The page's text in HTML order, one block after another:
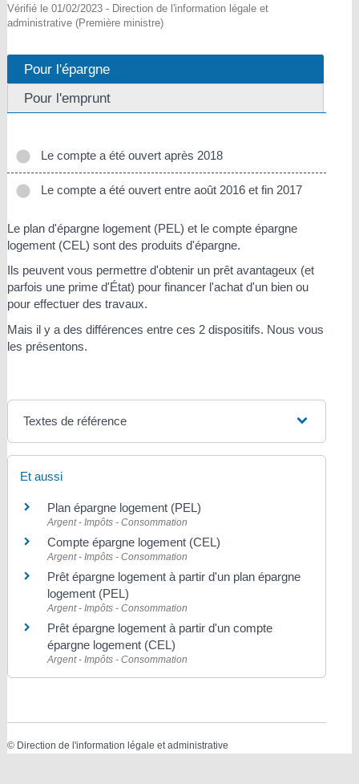
Vérifié le 01/02/2023 - Direction de l'information légale et
administrative (Première ministre)
Pour l'épargne
Pour l'emprunt
Le compte a été ouvert après 2018
Le compte a été ouvert entre août 2016 et fin 2017
Le plan d'épargne logement (PEL) et le compte épargne
logement (CEL) sont des produits d'épargne.
Ils peuvent vous permettre d'obtenir un prêt avantageux (et
parfois une prime d'État) pour financer l'achat d'un bien ou
pour effectuer des travaux.
Mais il y a des différences entre ces 2 dispositifs. Nous vous
les présentons.
Textes de référence
Et aussi
Plan épargne logement (PEL)
Argent - Impôts - Consommation
Compte épargne logement (CEL)
Argent - Impôts - Consommation
Prêt épargne logement à partir d'un plan épargne
logement (PEL)
Argent - Impôts - Consommation
Prêt épargne logement à partir d'un compte
épargne logement (CEL)
Argent - Impôts - Consommation
© Direction de l'information légale et administrative